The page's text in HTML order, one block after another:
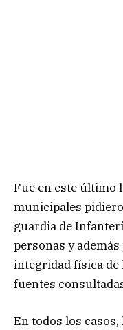
Fue en este último
municipales
guardia de
personas y
integridad física de
fuentes
En todos los